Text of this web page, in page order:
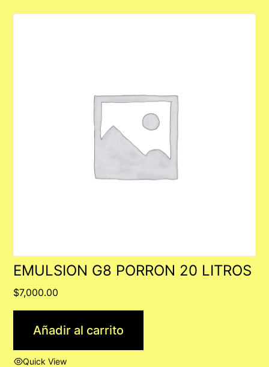
EMULSION G8 PORRON 20 LITROS
$7,000.00
Añadir al carrito
Quick View